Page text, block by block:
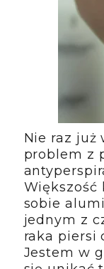
Nie raz już
problem z
Większość
sobie
jednym z
raka piersi
Jestem w